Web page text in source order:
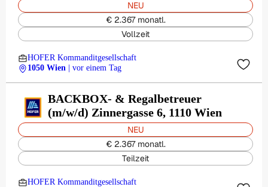
NEU
€ 2.367 monatl.
Vollzeit
HOFER Kommanditgesellschaft
1050 Wien
| vor einem Tag
BACKBOX- & Regalbetreuer
(m/w/d) Zinnergasse 6, 1110 Wien
NEU
€ 2.367 monatl.
Teilzeit
HOFER Kommanditgesellschaft